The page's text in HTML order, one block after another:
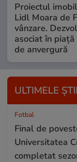
Proiectul
Lidl Moara de
vânzare.
asociat în
de anvergură
ULTIMELE
Fotbal
Final de
Universitatea
completat